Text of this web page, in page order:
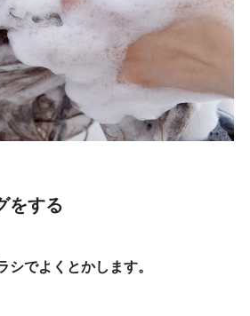
をする
シでよくとかします。